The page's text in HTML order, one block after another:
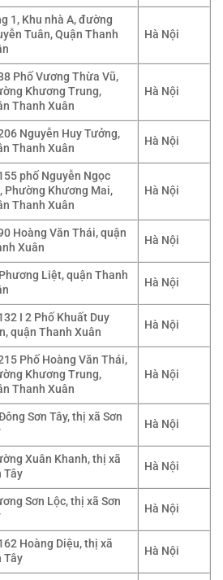
1, Khu nhà A, đường
Tuân, Quận Thanh
Hà Nội
Phố Vương Thừa Vũ,
Khương Trung,
Thanh Xuân
Hà Nội
Nguyễn Huy Tưởng,
Thanh Xuân
Hà Nội
phố Nguyễn Ngọc
Phường Khương Mai,
Thanh Xuân
Hà Nội
Hoàng Văn Thái, quận
Xuân
Hà Nội
Liệt, quận Thanh
Hà Nội
I 2 Phố Khuất Duy
quận Thanh Xuân
Hà Nội
Phố Hoàng Văn Thái,
Khương Trung,
Thanh Xuân
Hà Nội
Sơn Tây, thị xã Sơn
Hà Nội
Xuân Khanh, thị xã
Tây
Hà Nội
Sơn Lộc, thị xã Sơn
Hà Nội
Hoàng Diệu, thị xã
Tây
Hà Nội